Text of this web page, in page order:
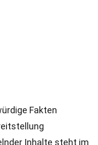
Fakten
Inhalte steht im